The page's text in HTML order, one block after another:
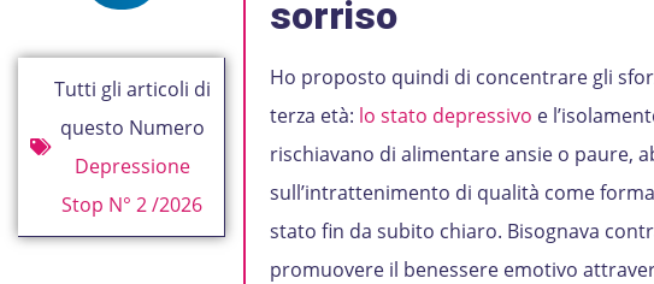
Tutti gli articoli di
questo Numero
Depressione
Stop N° 2 /2026
sorriso
Ho proposto quindi di concentrare gli
terza età: lo stato depressivo e
rischiavano di alimentare ansie o paure,
sull’intrattenimento di qualità come
stato fin da subito chiaro. Bisognava
promuovere il benessere emotivo